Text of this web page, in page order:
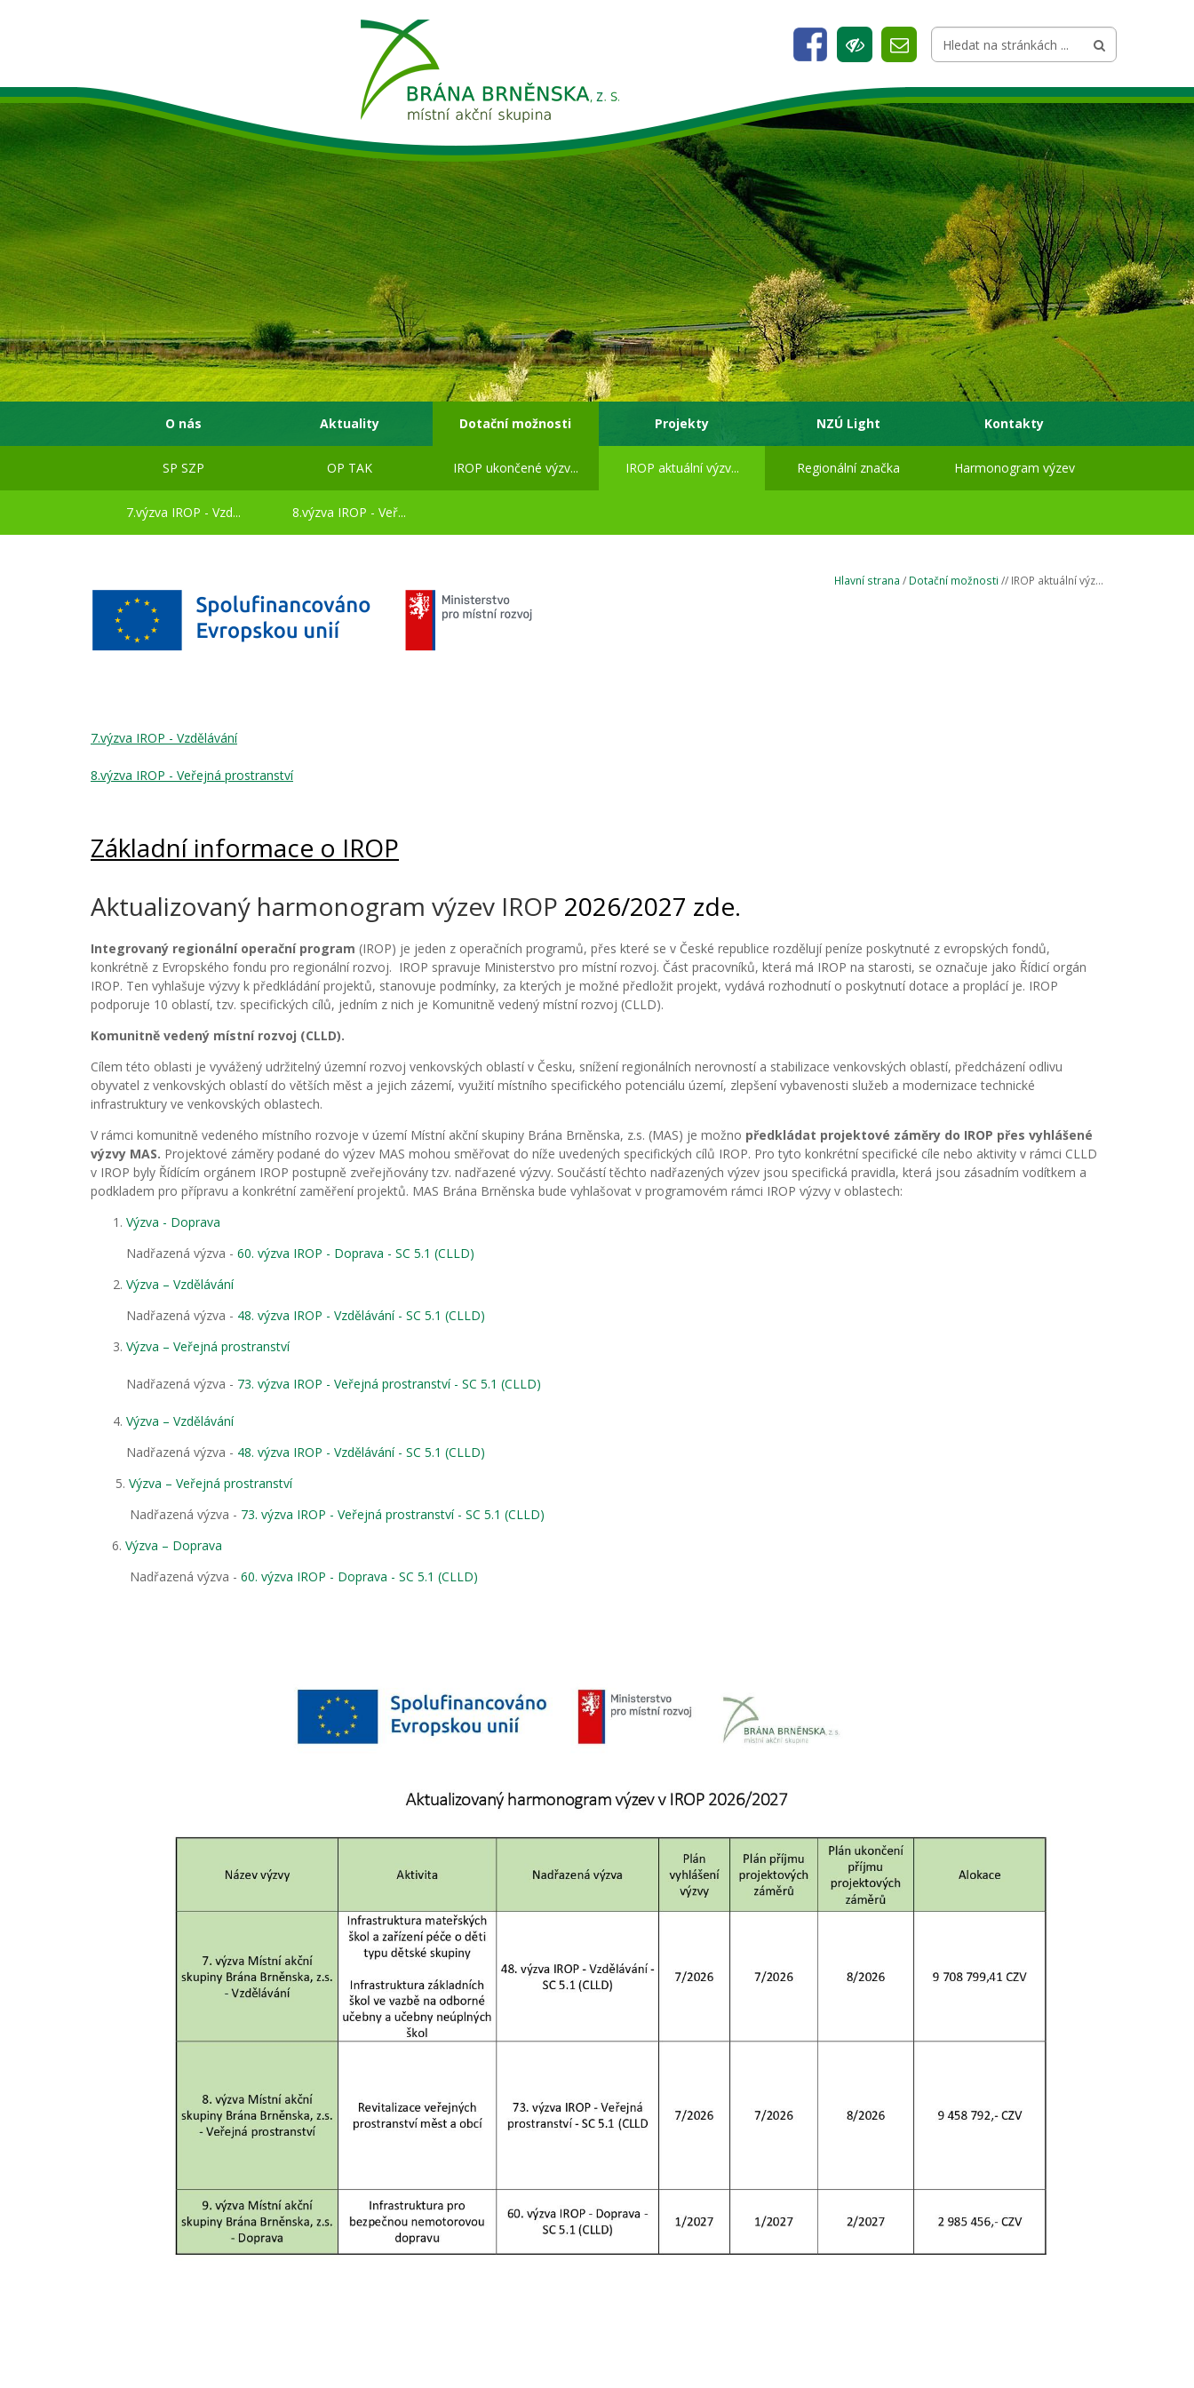
O nás Aktuality Dotační možnosti Projekty NZÚ Light Kontakty
SP SZP OP TAK IROP ukončené výzv... IROP aktuální výzv... Regionální značka Harmonogram výzev
7.výzva IROP - Vzd... 8.výzva IROP - Veř...
Hlavní strana / Dotační možnosti // IROP aktuální výz...
7.výzva IROP - Vzdělávání
8.výzva IROP - Veřejná prostranství
Základní informace o IROP
Aktualizovaný harmonogram výzev IROP 2026/2027 zde.
Integrovaný regionální operační program (IROP) je jeden z operačních programů, přes které se v České republice rozdělují peníze poskytnuté z evropských fondů,
konkrétně z Evropského fondu pro regionální rozvoj. IROP spravuje Ministerstvo pro místní rozvoj. Část pracovníků, která má IROP na starosti, se označuje jako Řídicí orgán
IROP. Ten vyhlašuje výzvy k předkládání projektů, stanovuje podmínky, za kterých je možné předložit projekt, vydává rozhodnutí o poskytnutí dotace a proplácí je. IROP
podporuje 10 oblastí, tzv. specifických cílů, jedním z nich je Komunitně vedený místní rozvoj (CLLD).
Komunitně vedený místní rozvoj (CLLD).
Cílem této oblasti je vyvážený udržitelný územní rozvoj venkovských oblastí v Česku, snížení regionálních nerovností a stabilizace venkovských oblastí, předcházení odlivu
obyvatel z venkovských oblastí do větších měst a jejich zázemí, využití místního specifického potenciálu území, zlepšení vybavenosti služeb a modernizace technické
infrastruktury ve venkovských oblastech.
V rámci komunitně vedeného místního rozvoje v území Místní akční skupiny Brána Brněnska, z.s. (MAS) je možno předkládat projektové záměry do IROP přes vyhlášené
výzvy MAS. Projektové záměry podané do výzev MAS mohou směřovat do níže uvedených specifických cílů IROP. Pro tyto konkrétní specifické cíle nebo aktivity v rámci CLLD
v IROP byly Řídícím orgánem IROP postupně zveřejňovány tzv. nadřazené výzvy. Součástí těchto nadřazených výzev jsou specifická pravidla, která jsou zásadním vodítkem a
podkladem pro přípravu a konkrétní zaměření projektů. MAS Brána Brněnska bude vyhlašovat v programovém rámci IROP výzvy v oblastech:
Výzva - Doprava
Nadřazená výzva - 60. výzva IROP - Doprava - SC 5.1 (CLLD)
Výzva – Vzdělávání
Nadřazená výzva - 48. výzva IROP - Vzdělávání - SC 5.1 (CLLD)
Výzva – Veřejná prostranství
Nadřazená výzva - 73. výzva IROP - Veřejná prostranství - SC 5.1 (CLLD)
Výzva – Vzdělávání
Nadřazená výzva - 48. výzva IROP - Vzdělávání - SC 5.1 (CLLD)
5. Výzva – Veřejná prostranství
Nadřazená výzva - 73. výzva IROP - Veřejná prostranství - SC 5.1 (CLLD)
6. Výzva – Doprava
Nadřazená výzva - 60. výzva IROP - Doprava - SC 5.1 (CLLD)